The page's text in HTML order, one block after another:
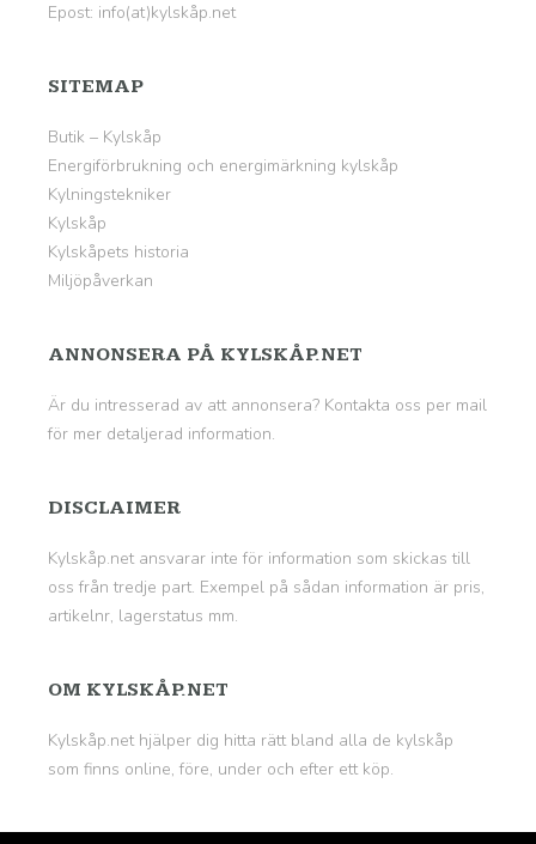
Epost: info(at)kylskåp.net
SITEMAP
Butik – Kylskåp
Energiförbrukning och energimärkning kylskåp
Kylningstekniker
Kylskåp
Kylskåpets historia
Miljöpåverkan
ANNONSERA PÅ KYLSKÅP.NET
Är du intresserad av att annonsera? Kontakta oss per mail
för mer detaljerad information.
DISCLAIMER
Kylskåp.net ansvarar inte för information som skickas till
oss från tredje part. Exempel på sådan information är pris,
artikelnr, lagerstatus mm.
OM KYLSKÅP.NET
Kylskåp.net hjälper dig hitta rätt bland alla de kylskåp
som finns online, före, under och efter ett köp.